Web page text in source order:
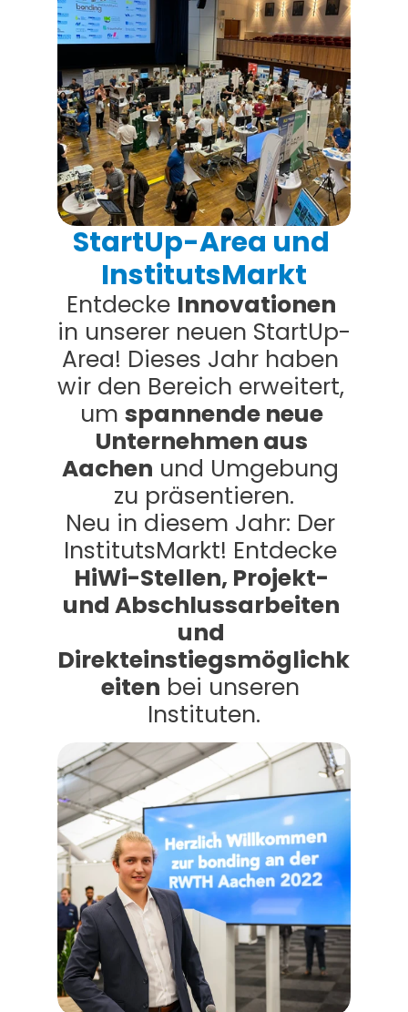
StartUp-Area und
InstitutsMarkt
Entdecke
in unserer neuen StartUp-
Area! Dieses Jahr haben
wir den Bereich erweitert,
um spannende neue
Unternehmen aus
Aachen und Umgebung
zu präsentieren.
Neu in diesem Jahr: Der
HiWi-Stellen, Projekt-
und Abschlussarbeiten
und
Direkteinstiegsmöglichk
eiten bei unseren
Instituten.